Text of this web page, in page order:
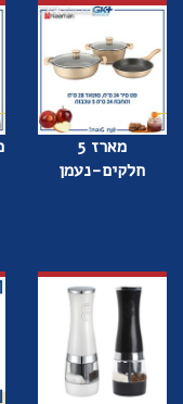
מארז 5
חלקים-נעמן